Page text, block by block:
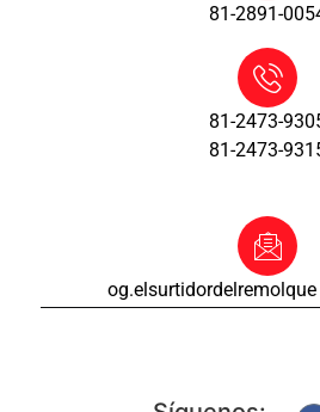
81-2891-
81-2473-
81-2473-